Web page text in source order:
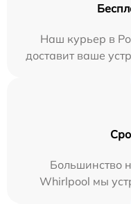
Наш курьер в
доставит ваше
Большинство
Whirlpool мы